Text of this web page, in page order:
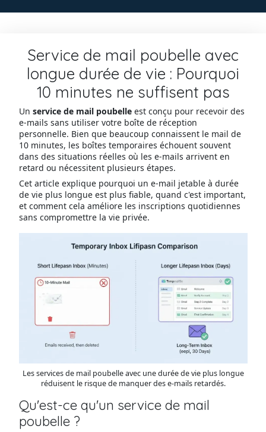
Service de mail poubelle avec
longue durée de vie : Pourquoi
10 minutes ne suffisent pas
Un service de mail poubelleest conçu pour recevoir des
e-mails sans utiliser votre boîte de réception
personnelle. Bien que beaucoup connaissent le mail de
10 minutes, les boîtes temporaires échouent souvent
dans des situations réelles où les e-mails arrivent en
retard ou nécessitent plusieurs étapes.
Cet article explique pourquoi un e-mail jetable à durée
de vie plus longue est plus fiable, quand c'est important,
et comment cela améliore les inscriptions quotidiennes
sans compromettre la vie privée.
Les services de mail poubelle avec une durée de vie plus longue
réduisent le risque de manquer des e-mails retardés.
Qu'est-ce qu'un service de mail
poubelle ?